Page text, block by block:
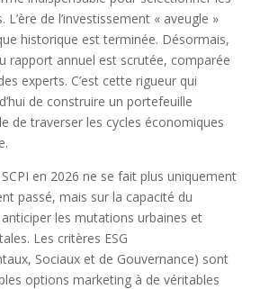
L’ère de l’investissement « aveugle »
historique est terminée. Désormais,
rapport annuel est scrutée, comparée
experts. C’est cette rigueur qui
de construire un portefeuille
de traverser les cycles économiques
SCPI en 2026 ne se fait plus uniquement
passé, mais sur la capacité du
les mutations urbaines et
Les critères ESG
Sociaux et de Gouvernance) sont
options marketing à de véritables